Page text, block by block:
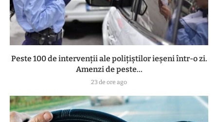
Peste 100 de intervenții ale polițiștilor ieșeni într-o zi.
Amenzi de peste...
23 de ore ago